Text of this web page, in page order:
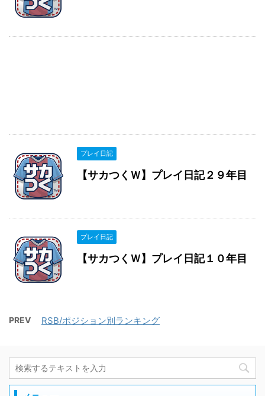
プレイ日記
【サカつくＷ】プレイ日記２９年目
プレイ日記
【サカつくＷ】プレイ日記１０年目
PREV RSB/ポジション別ランキング